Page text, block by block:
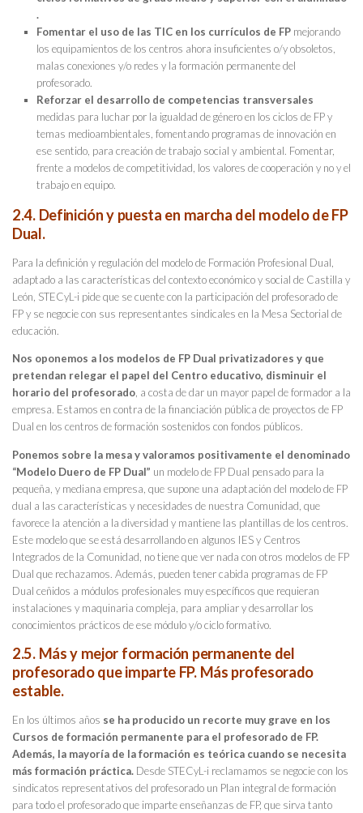
.
Fomentar el uso de las TIC en los currículos de FP mejorando
los equipamientos de los centros ahora insuficientes o/y obsoletos,
malas conexiones y/o redes y la formación permanente del
profesorado.
Reforzar el desarrollo de competencias transversales
medidas para luchar por la igualdad de género en los ciclos de FP y
temas medioambientales, fomentando programas de innovación en
ese sentido, para creación de trabajo social y ambiental. Fomentar,
frente a modelos de competitividad, los valores de cooperación y no y el
trabajo en equipo.
2.4. Definición y puesta en marcha del modelo de FP
Dual.
Para la definición y regulación del modelo de Formación Profesional Dual,
adaptado a las características del contexto económico y social de Castilla y
León, STECyL-i pide que se cuente con la participación del profesorado de
FP y se negocie con sus representantes sindicales en la Mesa Sectorial de
educación.
Nos oponemos a los modelos de FP Dual privatizadores y que
pretendan relegar el papel del Centro educativo, disminuir el
horario del profesorado, a costa de dar un mayor papel de formador a la
empresa. Estamos en contra de la financiación pública de proyectos de FP
Dual en los centros de formación sostenidos con fondos públicos.
Ponemos sobre la mesa y valoramos positivamente el denominado
“Modelo Duero de FP Dual” un modelo de FP Dual pensado para la
pequeña, y mediana empresa, que supone una adaptación del modelo de FP
dual a las características y necesidades de nuestra Comunidad, que
favorece la atención a la diversidad y mantiene las plantillas de los centros.
Este modelo que se está desarrollando en algunos IES y Centros
Integrados de la Comunidad, no tiene que ver nada con otros modelos de FP
Dual que rechazamos. Además, pueden tener cabida programas de FP
Dual ceñidos a módulos profesionales muy específicos que requieran
instalaciones y maquinaria compleja, para ampliar y desarrollar los
conocimientos prácticos de ese módulo y/o ciclo formativo.
2.5. Más y mejor formación permanente del
profesorado que imparte FP. Más profesorado
estable.
En los últimos años se ha producido un recorte muy grave en los
Cursos de formación permanente para el profesorado de FP.
Además, la mayoría de la formación es teórica cuando se necesita
más formación práctica. Desde STECyL-i reclamamos se negocie con los
sindicatos representativos del profesorado un Plan integral de formación
para todo el profesorado que imparte enseñanzas de FP, que sirva tanto